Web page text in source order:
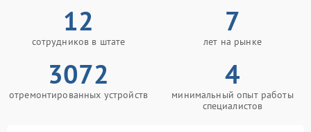
12
сотрудников в штате
7
лет на рынке
3072
отремонтированных устройств
4
минимальный опыт работы
специалистов